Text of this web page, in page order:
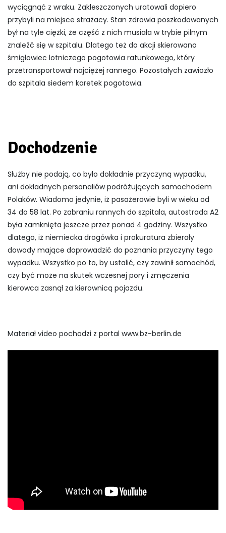
wyciągnąć z wraku. Zakleszczonych uratowali dopiero
przybyli na miejsce strażacy. Stan zdrowia poszkodowanych
był na tyle ciężki, że część z nich musiała w trybie pilnym
znaleźć się w szpitalu. Dlatego też do akcji skierowano
śmigłowiec lotniczego pogotowia ratunkowego, który
przetransportował najciężej rannego. Pozostałych zawiozło
do szpitala siedem karetek pogotowia.
Dochodzenie
Służby nie podają, co było dokładnie przyczyną wypadku,
ani dokładnych personaliów podróżujących samochodem
Polaków. Wiadomo jedynie, iż pasażerowie byli w wieku od
34 do 58 lat. Po zabraniu rannych do szpitala, autostrada A2
była zamknięta jeszcze przez ponad 4 godziny. Wszystko
dlatego, iż niemiecka drogówka i prokuratura zbierały
dowody mające doprowadzić do poznania przyczyny tego
wypadku. Wszystko po to, by ustalić, czy zawinił samochód,
czy być może na skutek wczesnej pory i zmęczenia
kierowca zasnął za kierownicą pojazdu.
Materiał video pochodzi z portal www.bz-berlin.de